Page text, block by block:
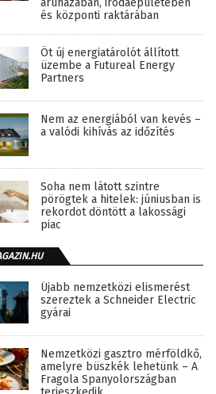
áruházában, irodaépületében
és központi raktárában
Öt új energiatárolót állított
üzembe a Futureal Energy
Partners
Nem az energiából van kevés –
a valódi kihívás az időzítés
Soha nem látott szintre
pörögtek a hitelek: júniusban is
rekordot döntött a lakossági
piac
Újabb nemzetközi elismerést
szereztek a Schneider Electric
gyárai
Nemzetközi gasztro mérföldkő,
amelyre büszkék lehetünk – A
Fragola Spanyolországban